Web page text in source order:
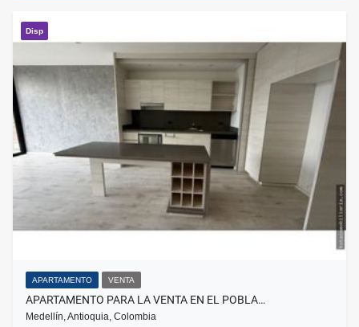
Disp
APARTAMENTO VENTA
APARTAMENTO PARA LA VENTA EN EL POBLA…
Medellín, Antioquia, Colombia